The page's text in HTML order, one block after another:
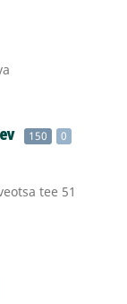
150 0
tee 51